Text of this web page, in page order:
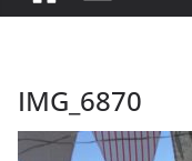
IMG_6870